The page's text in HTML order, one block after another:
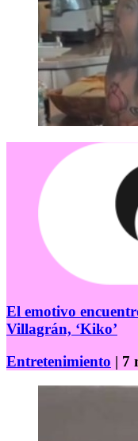
El emotivo
Villagrán, ‘Kiko’
Entretenimiento | 7